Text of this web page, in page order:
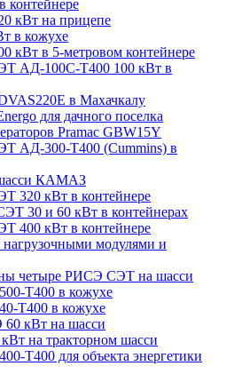
кВт на прицепе
в кожухе
кВт в 5-метровом контейнере
АД-100С-Т400 100 кВт в
в Махачкалу
для дачного поселка
Pramac GВW15Y
АД-300-Т400 (Cummins) в
КАМАЗ
320 кВт в контейнере
30 и 60 кВт в контейнерах
400 кВт в контейнере
модулями и
четыре РИСЭ СЭТ на шасси
Т400 в кожухе
Т400 в кожухе
кВт на шасси
на тракторном шасси
Т400 для объекта энергетики